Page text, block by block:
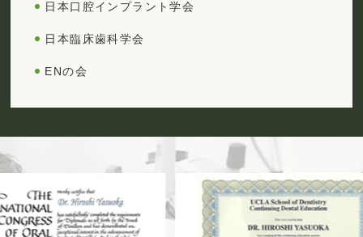
日本口腔インプラント学会
日本臨床歯科学会
ENの会